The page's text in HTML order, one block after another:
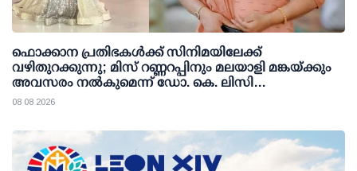
ഫൊക്കാന പ്രതിഭകള്‍ക്ക് സിനിമയിലേക്ക്
വഴിതുറക്കുന്നു; മിസ് റണ്ണറപ്പിനും മലയാളി മങ്കയ്ക്കും
അവസരം നല്‍കുമെന്ന് ഡോ. കെ. ലിസി
ഫെര്‍ണാണ്ടസ്
08 08 2026